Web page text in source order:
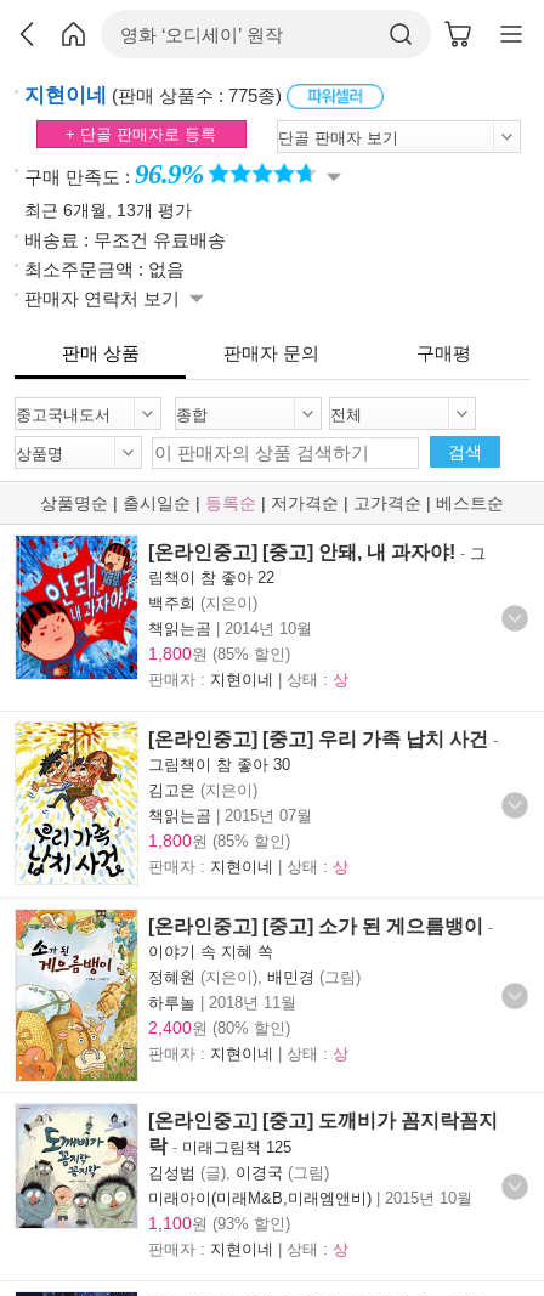
지현이네 (판매 상품수 : 775종)
+ 단골 판매자로 등록
구매 만족도 : 96.9%
최근 6개월, 13개 평가
배송료 : 무조건 유료배송
최소주문금액 : 없음
판매자 연락처 보기
판매 상품 판매자 문의 구매평
검색
상품명순 | 출시일순 | 등록순 | 저가격순 | 고가격순 | 베스트순
[온라인중고] [중고] 안돼, 내 과자야! - 그
림책이 참 좋아 22
백주희 (지은이)
책읽는곰 | 2014년 10월
1,800원 (85% 할인)
판매자 : 지현이네 | 상태 : 상
[온라인중고] [중고] 우리 가족 납치 사건 -
그림책이 참 좋아 30
김고은 (지은이)
책읽는곰 | 2015년 07월
1,800원 (85% 할인)
판매자 : 지현이네 | 상태 : 상
[온라인중고] [중고] 소가 된 게으름뱅이
-
이야기 속 지혜 쏙
정혜원 (지은이), 배민경 (그림)
하루놀 | 2018년 11월
2,400원 (80% 할인)
판매자 : 지현이네 | 상태 : 상
[온라인중고] [중고] 도깨비가 꼼지락꼼지
락- 미래그림책 125
김성범 (글), 이경국 (그림)
미래아이(미래M&B,미래엠앤비) | 2015년 10월
1,100원 (93% 할인)
판매자 : 지현이네 | 상태 : 상